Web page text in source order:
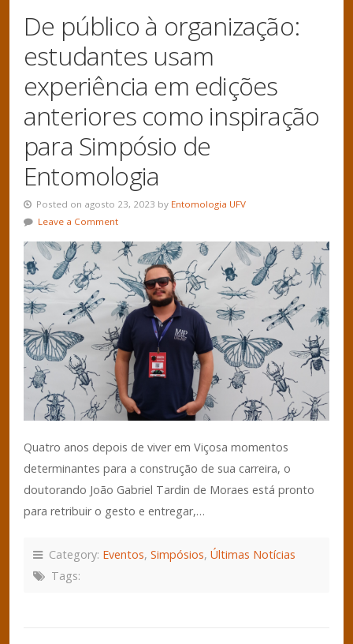
De público à organização:
estudantes usam
experiência em edições
anteriores como inspiração
para Simpósio de
Entomologia
Posted on agosto 23, 2023 by Entomologia UFV
Leave a Comment
Quatro anos depois de viver em Viçosa momentos
determinantes para a construção de sua carreira, o
doutorando João Gabriel Tardin de Moraes está pronto
para retribuir o gesto e entregar,…
Category: Eventos, Simpósios, Últimas Notícias
Tags: